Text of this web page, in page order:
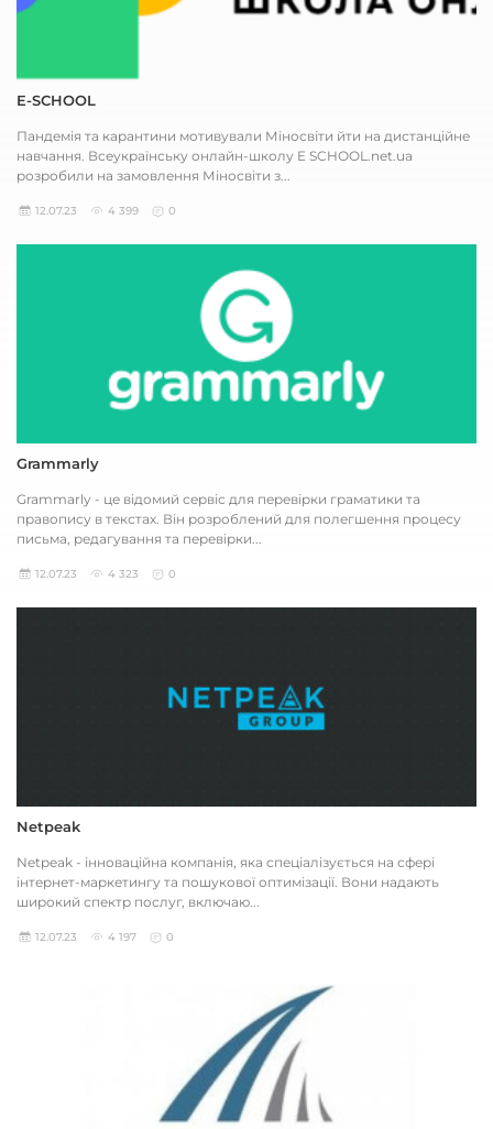
E-SCHOOL
Пандемія та карантини мотивували Міносвіти йти на дистанційне
навчання. Всеукраїнську онлайн-школу E SCHOOL.net.ua
розробили на замовлення Міносвіти з...
12.07.23 4 399 0
Grammarly
Grammarly - це відомий сервіс для перевірки граматики та
правопису в текстах. Він розроблений для полегшення процесу
письма, редагування та перевірки...
12.07.23 4 323 0
Netpeak
Netpeak - інноваційна компанія, яка спеціалізується на сфері
інтернет-маркетингу та пошукової оптимізації. Вони надають
широкий спектр послуг, включаю...
12.07.23 4 197 0